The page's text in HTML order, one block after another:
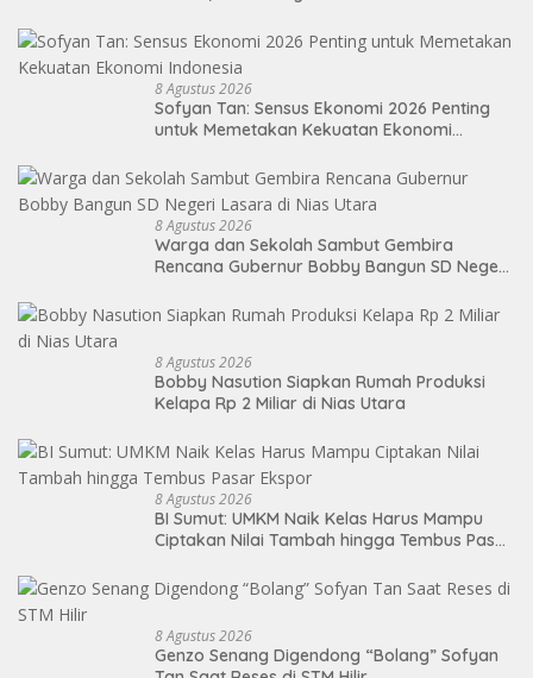
8 Agustus 2026
Sofyan Tan: Sensus Ekonomi 2026 Penting
untuk Memetakan Kekuatan Ekonomi
8 Agustus 2026
Warga dan Sekolah Sambut Gembira
Rencana Gubernur Bobby Bangun SD Negeri
8 Agustus 2026
Bobby Nasution Siapkan Rumah Produksi
Kelapa Rp 2 Miliar di Nias Utara
8 Agustus 2026
BI Sumut: UMKM Naik Kelas Harus Mampu
Ciptakan Nilai Tambah hingga Tembus Pasar
8 Agustus 2026
Genzo Senang Digendong “Bolang” Sofyan